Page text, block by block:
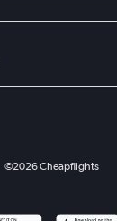
©2026Cheapflights